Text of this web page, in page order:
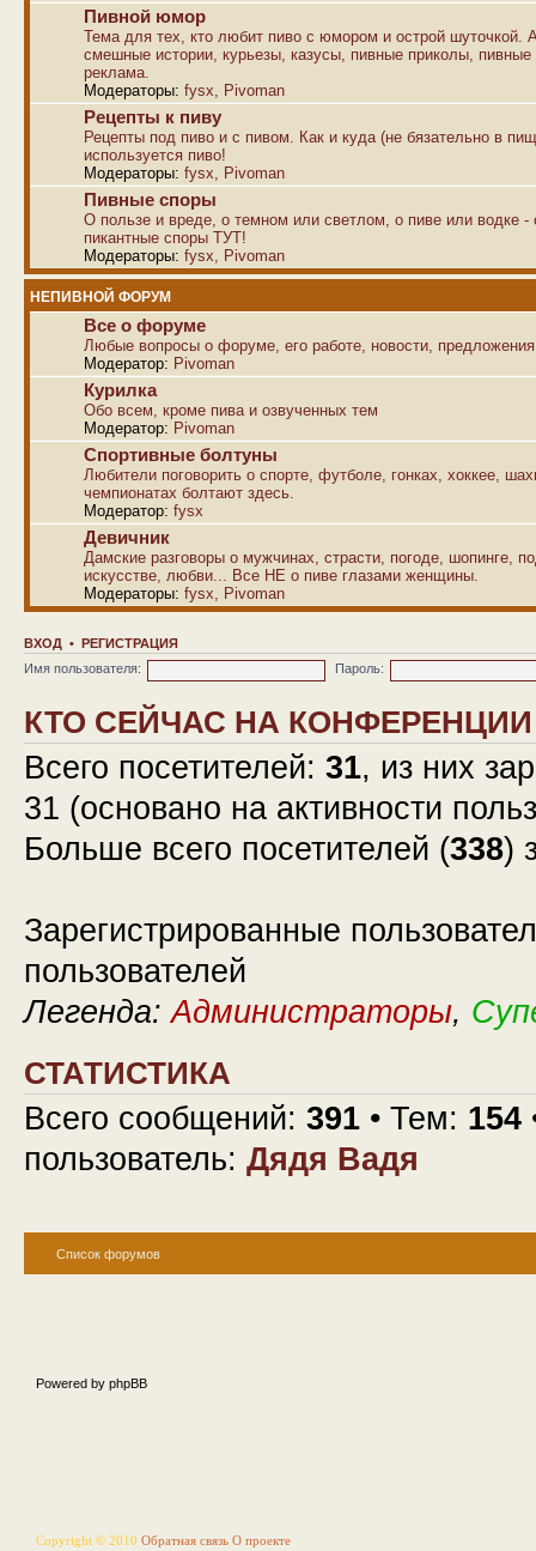
Пивной юмор
Тема для тех, кто любит пиво с юмором и острой шуточкой.
смешные истории, курьезы, казусы, пивные приколы,
реклама.
Модераторы: fysx Pivoman
Рецепты к пиву
Рецепты под пиво и с пивом. Как и куда (не бязательно в
используется пиво!
Модераторы: fysx Pivoman
Пивные споры
О пользе и вреде, о темном или светлом, о пиве или водке -
пикантные споры ТУТ!
Модераторы: fysx Pivoman
НЕПИВНОЙ ФОРУМ
Все о форуме
Любые вопросы о форуме, его работе, новости,
Модератор: Pivoman
Курилка
Обо всем, кроме пива и озвученных тем
Модератор: Pivoman
Спортивные болтуны
Любители поговорить о спорте, футболе, гонках, хоккее,
чемпионатах болтают здесь.
Модератор: fysx
Девичник
Дамские разговоры о мужчинах, страсти, погоде, шопинге,
искусстве, любви... Все НЕ о пиве глазами женщины.
Модераторы: fysx Pivoman
ВХОД • РЕГИСТРАЦИЯ
Имя пользователя:
Пароль:
КТО СЕЙЧАС НА КОНФЕРЕНЦИИ
Всего посетителей: 31, из них
31 (основано на активности
Больше всего посетителей (338)
Зарегистрированные
пользователей
Легенда:Администраторы,
СТАТИСТИКА
Всего сообщений: 391 • Тем: 154
пользователь: Дядя Вадя
Список форумов
Powered by phpBB
Copyright © 2010 Обратная связь О проекте